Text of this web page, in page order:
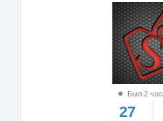
Был 2
27